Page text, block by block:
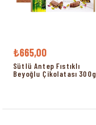
₺665,00
Sütlü Antep Fıstıklı
Beyoğlu Çikolatası 300g